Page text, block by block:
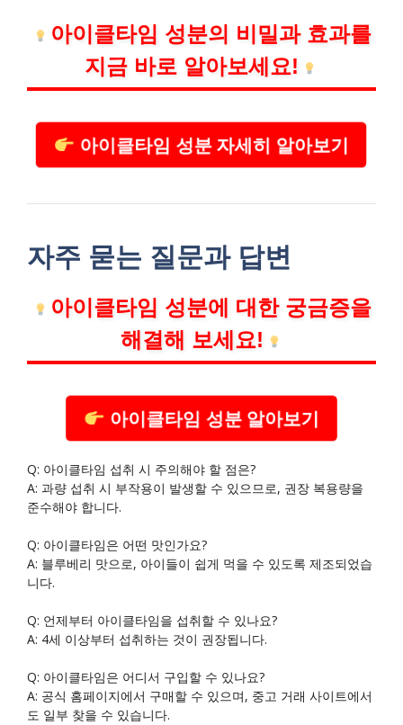
아이클타임 성분의 비밀과 효과를
지금 바로 알아보세요!
아이클타임 성분 자세히 알아보기
자주 묻는 질문과 답변
아이클타임 성분에 대한 궁금증을
해결해 보세요!
아이클타임 성분 알아보기
Q: 아이클타임 섭취 시 주의해야 할 점은?
A: 과량 섭취 시 부작용이 발생할 수 있으므로, 권장 복용량을
준수해야 합니다.
Q: 아이클타임은 어떤 맛인가요?
A: 블루베리 맛으로, 아이들이 쉽게 먹을 수 있도록 제조되었습
니다.
Q: 언제부터 아이클타임을 섭취할 수 있나요?
A: 4세 이상부터 섭취하는 것이 권장됩니다.
Q: 아이클타임은 어디서 구입할 수 있나요?
A: 공식 홈페이지에서 구매할 수 있으며, 중고 거래 사이트에서
도 일부 찾을 수 있습니다.